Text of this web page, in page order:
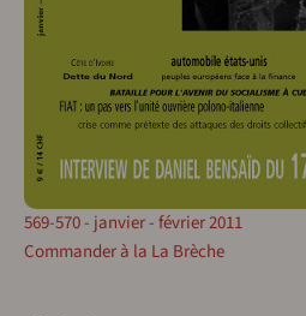
569-570 - janvier - février 2011
Commander à la La Brèche